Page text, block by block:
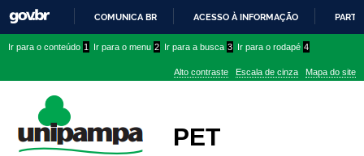
PARA
CONTEÚDO
COMUNICA BR ACESSO À INFORMAÇÃO
conteúdo
menu
superior
menu
Ir para o conteúdo 1 Ir para o menu 2 Ir para a busca 3 Ir para o rodapé 4
Alto contraste Escala de cinza Mapa do site
PET